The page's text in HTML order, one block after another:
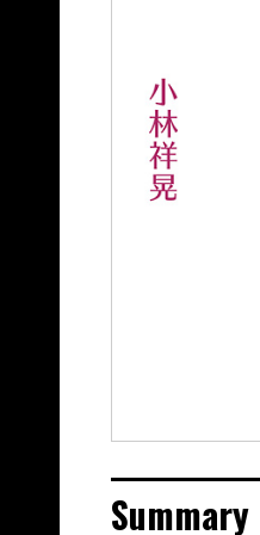
Summary